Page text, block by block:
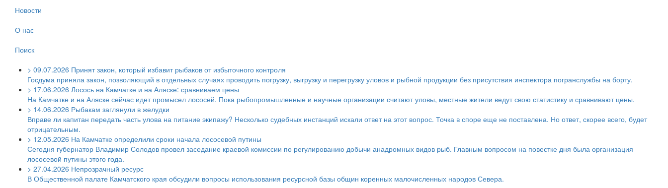
Новости
О нас
Поиск
> 09.07.2026 Принят закон, который избавит рыбаков от избыточного контроля
Госдума приняла закон, позволяющий в отдельных случаях проводить погрузку, выгрузку и перегрузку уловов и рыбной продукции без присутствия инспектора погранслужбы на борту.
> 17.06.2026 Лосось на Камчатке и на Аляске: сравниваем цены
На Камчатке и на Аляске сейчас идет промысел лососей. Пока рыбопромышленные и научные организации считают уловы, местные жители ведут свою статистику и сравнивают цены.
> 14.06.2026 Рыбакам заглянули в желудки
Вправе ли капитан передать часть улова на питание экипажу? Несколько судебных инстанций искали ответ на этот вопрос. Точка в споре еще не поставлена. Но ответ, скорее всего, будет
отрицательным.
> 12.05.2026 На Камчатке определили сроки начала лососевой путины
Сегодня губернатор Владимир Солодов провел заседание краевой комиссии по регулированию добычи анадромных видов рыб. Главным вопросом на повестке дня была организация
лососевой путины этого года.
> 27.04.2026 Непрозрачный ресурс
В Общественной палате Камчатского края обсудили вопросы использования ресурсной базы общин коренных малочисленных народов Севера.